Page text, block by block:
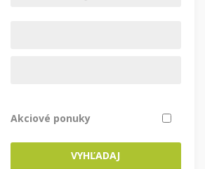
Akciové ponuky
VYHĽADAJ